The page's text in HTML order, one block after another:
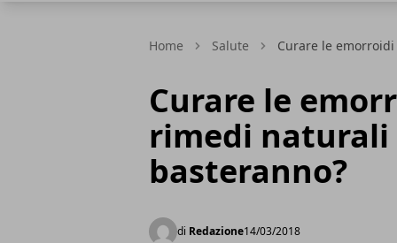
Home Salute Curare le
Curare le
rimedi
basteranno?
di Redazione14/03/2018